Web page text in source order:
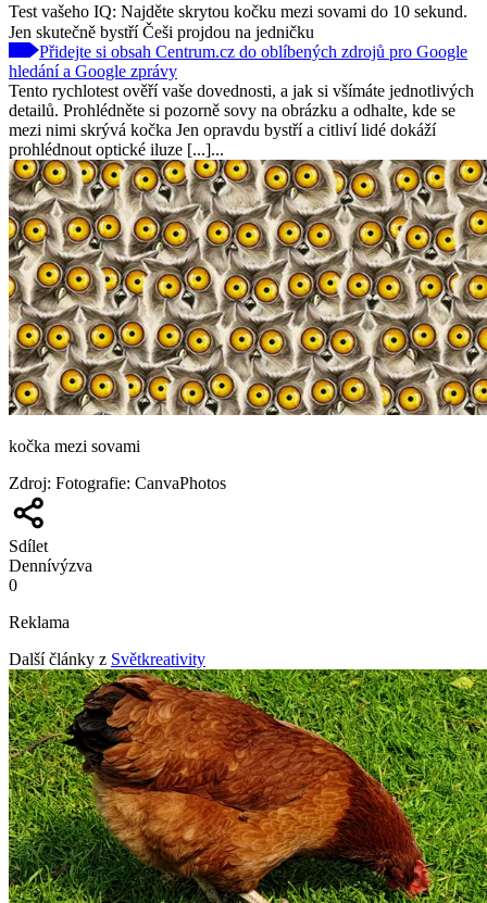
Test vašeho IQ: Najděte skrytou kočku mezi sovami do 10 sekund.
Jen skutečně bystří Češi projdou na jedničku
Přidejte si obsah Centrum.cz do oblíbených zdrojů pro Google
hledání a Google zprávy
Tento rychlotest ověří vaše dovednosti, a jak si všímáte jednotlivých
detailů. Prohlédněte si pozorně sovy na obrázku a odhalte, kde se
mezi nimi skrývá kočka Jen opravdu bystří a citliví lidé dokáží
prohlédnout optické iluze [...]...
kočka mezi sovami
Zdroj: Fotografie: CanvaPhotos
Sdílet
Dennívýzva
0
Reklama
Další články z Světkreativity